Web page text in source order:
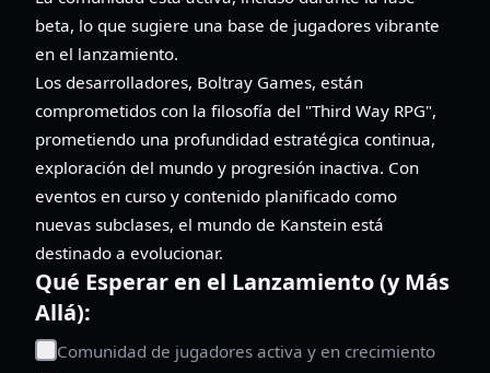
beta, lo que sugiere una base de jugadores vibrante
en el lanzamiento.
Los desarrolladores, Boltray Games, están
comprometidos con la filosofía del "Third Way RPG",
prometiendo una profundidad estratégica continua,
exploración del mundo y progresión inactiva. Con
eventos en curso y contenido planificado como
nuevas subclases, el mundo de Kanstein está
destinado a evolucionar.
Qué Esperar en el Lanzamiento (y Más
Allá):
Comunidad de jugadores activa y en crecimiento